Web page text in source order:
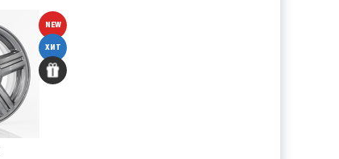
NEW
ХИТ